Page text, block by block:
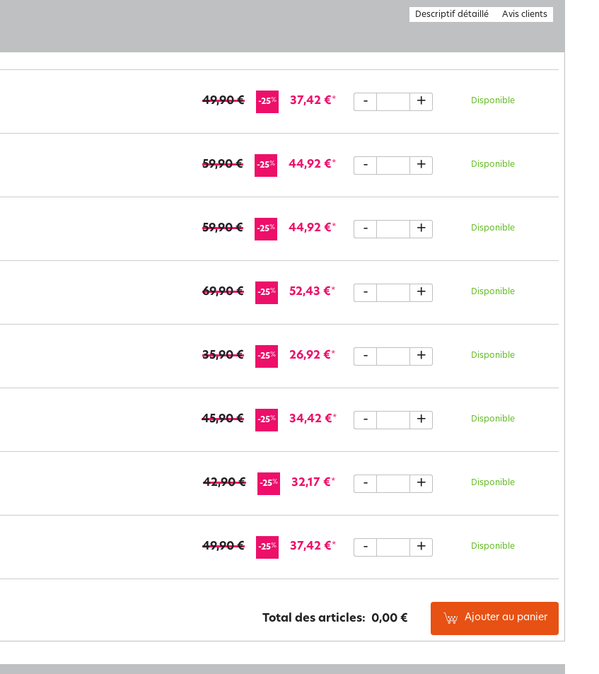
Descriptif détaillé Avis clients
49,90 € -25% 37,42 €* Disponible
- +
59,90 € -25% 44,92 €* Disponible
- +
59,90 € -25% 44,92 €* Disponible
- +
69,90 € -25% 52,43 €* Disponible
- +
35,90 € -25% 26,92 €* Disponible
- +
45,90 € -25% 34,42 €* Disponible
- +
42,90 € -25% 32,17 €* Disponible
- +
49,90 € -25% 37,42 €* Disponible
- +
Total des articles: 0,00 € Ajouter au panier